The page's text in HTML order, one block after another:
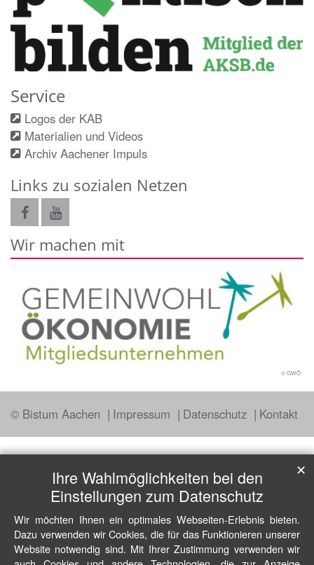
Service
Logos der KAB
Materialien und Videos
Archiv Aachener Impuls
Links zu sozialen Netzen
Wir machen mit
© GWÖ
© Bistum Aachen Impressum Datenschutz Kontakt
Ihre Wahlmöglichkeiten bei den
Einstellungen zum Datenschutz
Wir möchten Ihnen ein optimales Webseiten-Erlebnis bieten.
Dazu verwenden wir Cookies, die für das Funktionieren unserer
Website notwendig sind. Mit Ihrer Zustimmung verwenden wir
✕